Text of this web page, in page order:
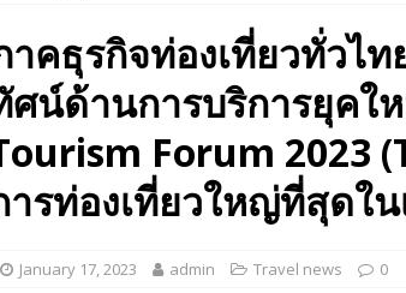
บ้านใหญ่ผนึกกำลัง สกัด!! เจาะสนามเจดีย์ใหญ่: เมื่อคะแนนนิยม ‘
ปักธงผู้นำ EV สองล้อที่เข้าใจผู้ใช้ไทยมากที่สุด
AUTO
แบบนวัตกรรมอาหารสุขภาพ “GIN-D” EVENT SOCIAL LIFE
าคธุรกิจท่องเที่ยวทั่วไ
ศน์ด้านการบริการยุคใ
Forum 2023
ารท่องเที่ยวใหญ่ที่สุดใน
January 17, 2023 admin Travel news 0